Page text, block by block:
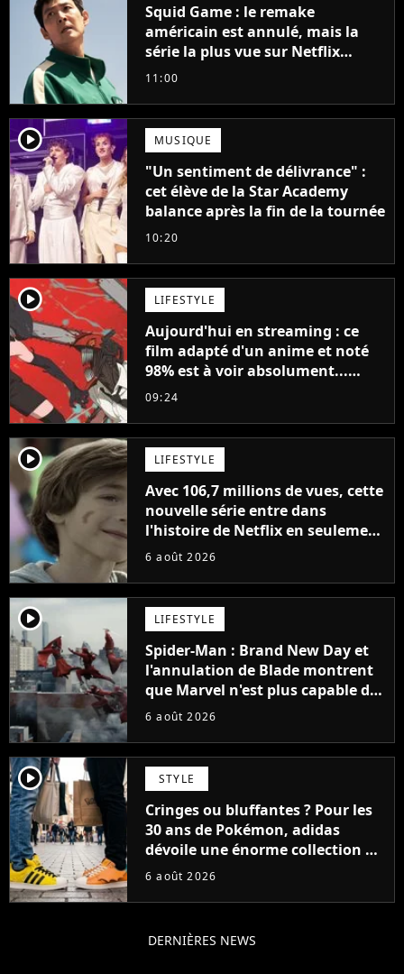
Squid Game : le remake
américain est annulé, mais la
série la plus vue sur Netflix
pourrait avoir une version
11:00
player2 MUSIQUE
"Un sentiment de délivrance" :
cet élève de la Star Academy
balance après la fin de la tournée
10:20
player2 LIFESTYLE
Aujourd'hui en streaming : ce
film adapté d'un anime et noté
98% est à voir absolument...
sinon vous ne comprendrez plus
09:24
player2 LIFESTYLE
Avec 106,7 millions de vues, cette
nouvelle série entre dans
l'histoire de Netflix en seulement
48 jours
6 août 2026
player2 LIFESTYLE
Spider-Man : Brand New Day et
l'annulation de Blade montrent
que Marvel n'est plus capable de
faire quoi que ce soit de simple
6 août 2026
player2 STYLE
Cringes ou bluffantes ? Pour les
30 ans de Pokémon, adidas
dévoile une énorme collection de
sneakers et je ne sais pas quoi en
6 août 2026
DERNIÈRES NEWS